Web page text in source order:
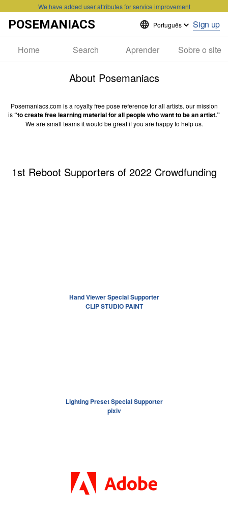
We have added user attributes for service improvement
POSEMANIACS Português Sign up
Home Search Aprender Sobre o site
About Posemaniacs
Posemaniacs.com is a royalty free pose reference for all artists. our mission
is“to create free learning material for all people who want to be an artist.”
We are small teams it would be great if you are happy to help us.
1st Reboot Supporters of 2022 Crowdfunding
Hand Viewer Special Supporter
CLIP STUDIO PAINT
Lighting Preset Special Supporter
pixiv